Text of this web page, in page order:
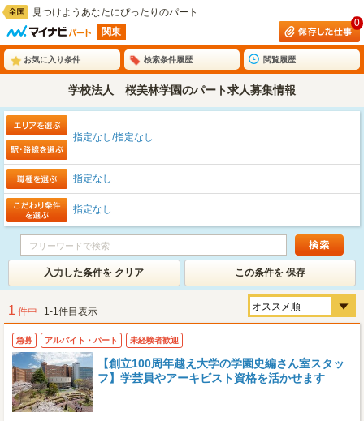
見つけようあなたにぴったりのパート
関東
0
お気に入り条件 検索条件履歴 閲覧履歴
学校法人 桜美林学園のパート求人募集情報
指定なし/指定なし
指定なし
指定なし
入力した条件を クリア この条件を 保存
1 件中 1-1件目表示
急募 アルバイト・パート 未経験者歓迎
【創立100周年越え大学の学園史編さん室スタッ
フ】学芸員やアーキビスト資格を活かせます